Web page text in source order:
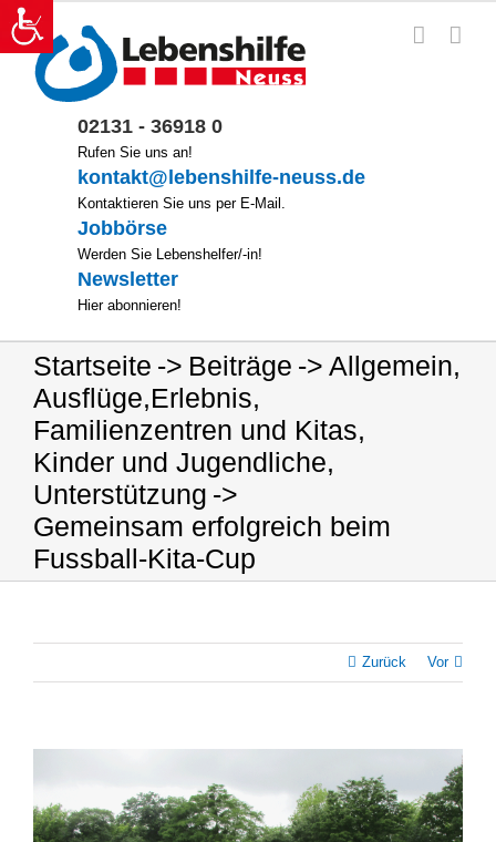
Zum
Inhalt
springen
02131 - 36918 0
Rufen Sie uns an!
kontakt@lebenshilfe-neuss.de
Kontaktieren Sie uns per E-Mail.
Jobbörse
Werden Sie Lebenshelfer/-in!
Newsletter
Hier abonnieren!
Startseite Beiträge Allgemein,
Ausflüge,Erlebnis,
Familienzentren und Kitas,
Kinder und Jugendliche,
Unterstützung
Gemeinsam erfolgreich beim
Fussball-Kita-Cup
Zurück Vor
Bild